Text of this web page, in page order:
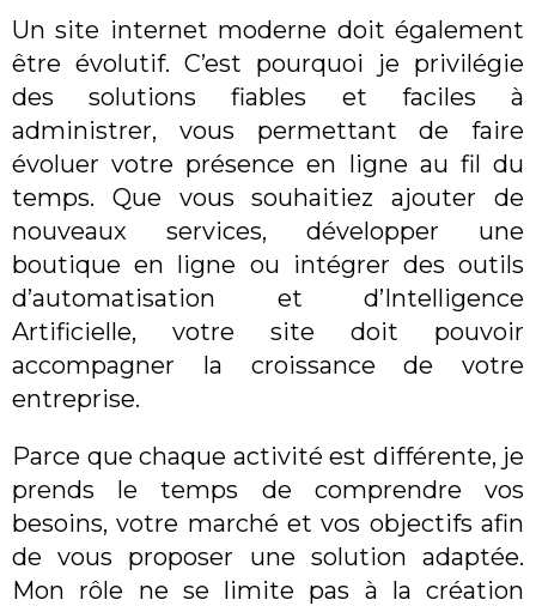
Un site internet moderne doit également
être évolutif. C’est pourquoi je privilégie
des solutions fiables et faciles à
administrer, vous permettant de faire
évoluer votre présence en ligne au fil du
temps. Que vous souhaitiez ajouter de
nouveaux services, développer une
boutique en ligne ou intégrer des outils
d’automatisation et d’Intelligence
Artificielle, votre site doit pouvoir
accompagner la croissance de votre
entreprise.
Parce que chaque activité est différente, je
prends le temps de comprendre vos
besoins, votre marché et vos objectifs afin
de vous proposer une solution adaptée.
Mon rôle ne se limite pas à la création